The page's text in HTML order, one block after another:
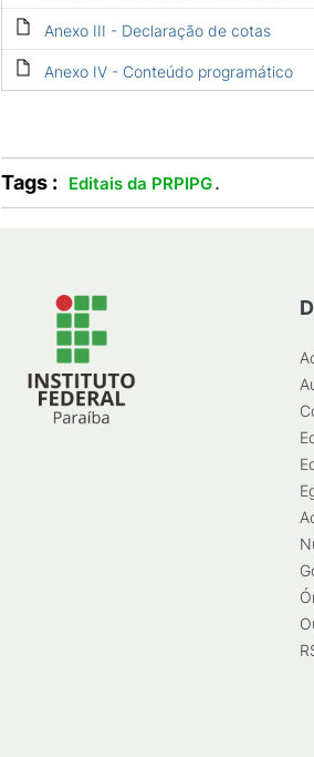
Anexo III - Declaração de cotas
Anexo IV - Conteúdo programático
Tags : Editais da PRPIPG.